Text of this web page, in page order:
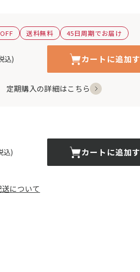
送料無料 45日周期でお届け
込) カートに追加
定期購入の詳細はこちら
込) カートに追加
送について